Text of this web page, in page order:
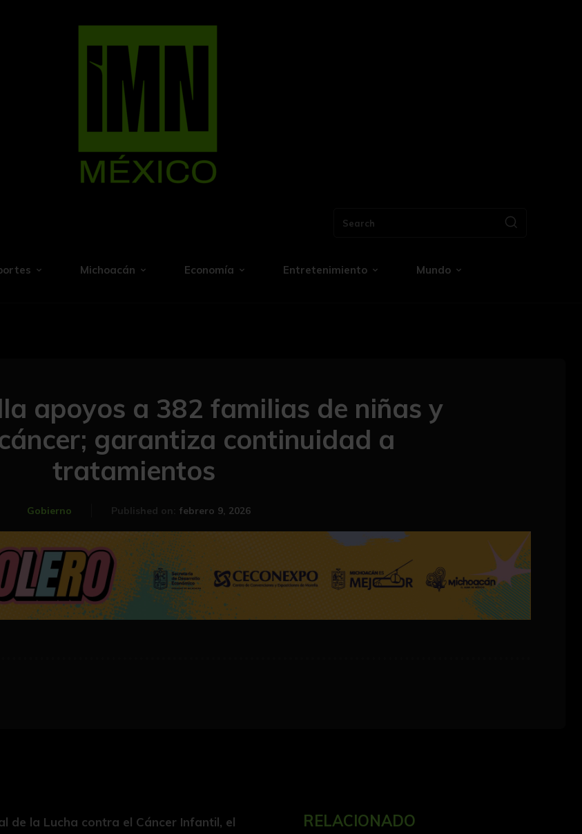
Search
Michoacán Economía Entretenimiento Mundo
apoyos a 382 familias de niñas y
garantiza continuidad a
tratamientos
Gobierno Published on: febrero 9, 2026
de la Lucha contra el Cáncer Infantil, el
RELACIONADO